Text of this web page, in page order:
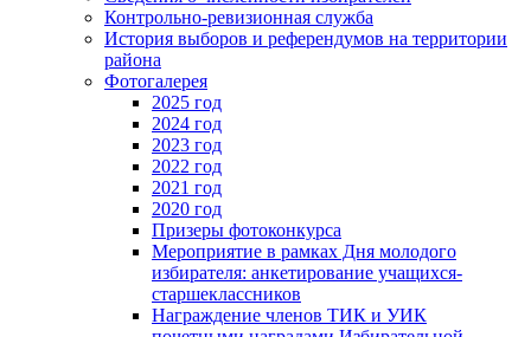
Контрольно-ревизионная служба
История выборов и референдумов на территории
района
Фотогалерея
2025 год
2024 год
2023 год
2022 год
2021 год
2020 год
Призеры фотоконкурса
Мероприятие в рамках Дня молодого
избирателя: анкетирование учащихся-
старшеклассников
Награждение членов ТИК и УИК